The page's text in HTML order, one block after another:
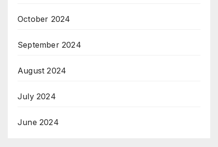
October 2024
September 2024
August 2024
July 2024
June 2024